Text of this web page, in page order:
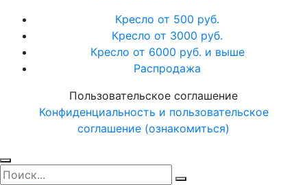
Кресло от 500 руб.
Кресло от 3000 руб.
Кресло от 6000 руб. и выше
Распродажа
Пользовательское соглашение
Конфиденциальность и пользовательское
соглашение (ознакомиться)